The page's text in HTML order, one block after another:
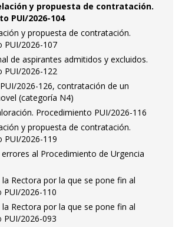
y propuesta de contratación.
PUI/2026-104
y propuesta de contratación.
PUI/2026-107
de aspirantes admitidos y excluidos.
PUI/2026-122
2026-126, contratación de un
(categoría N4)
Procedimiento PUI/2026-116
y propuesta de contratación.
PUI/2026-119
al Procedimiento de Urgencia
la Rectora por la que se pone fin al
2026-110
la Rectora por la que se pone fin al
2026-093